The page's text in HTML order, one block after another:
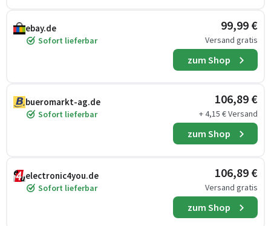
ebay.de
Sofort lieferbar
99,99 €
Versand gratis
zum Shop
bueromarkt-ag.de
Sofort lieferbar
106,89 €
+ 4,15 € Versand
zum Shop
electronic4you.de
Sofort lieferbar
106,89 €
Versand gratis
zum Shop